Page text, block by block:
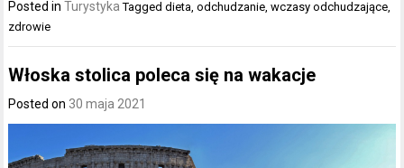
Posted inTurystyka Taggeddieta,odchudzanie,wczasy odchudzające,
zdrowie
Włoska stolica poleca się na wakacje
Posted on 30 maja 2021